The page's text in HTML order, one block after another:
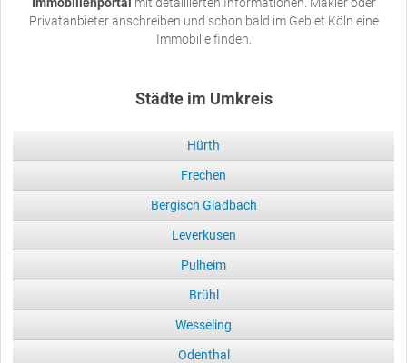
Privatanbieter anschreiben und schon bald im Gebiet Köln eine
Immobilie finden.
Städte im Umkreis
Hürth
Frechen
Bergisch Gladbach
Leverkusen
Pulheim
Brühl
Wesseling
Odenthal